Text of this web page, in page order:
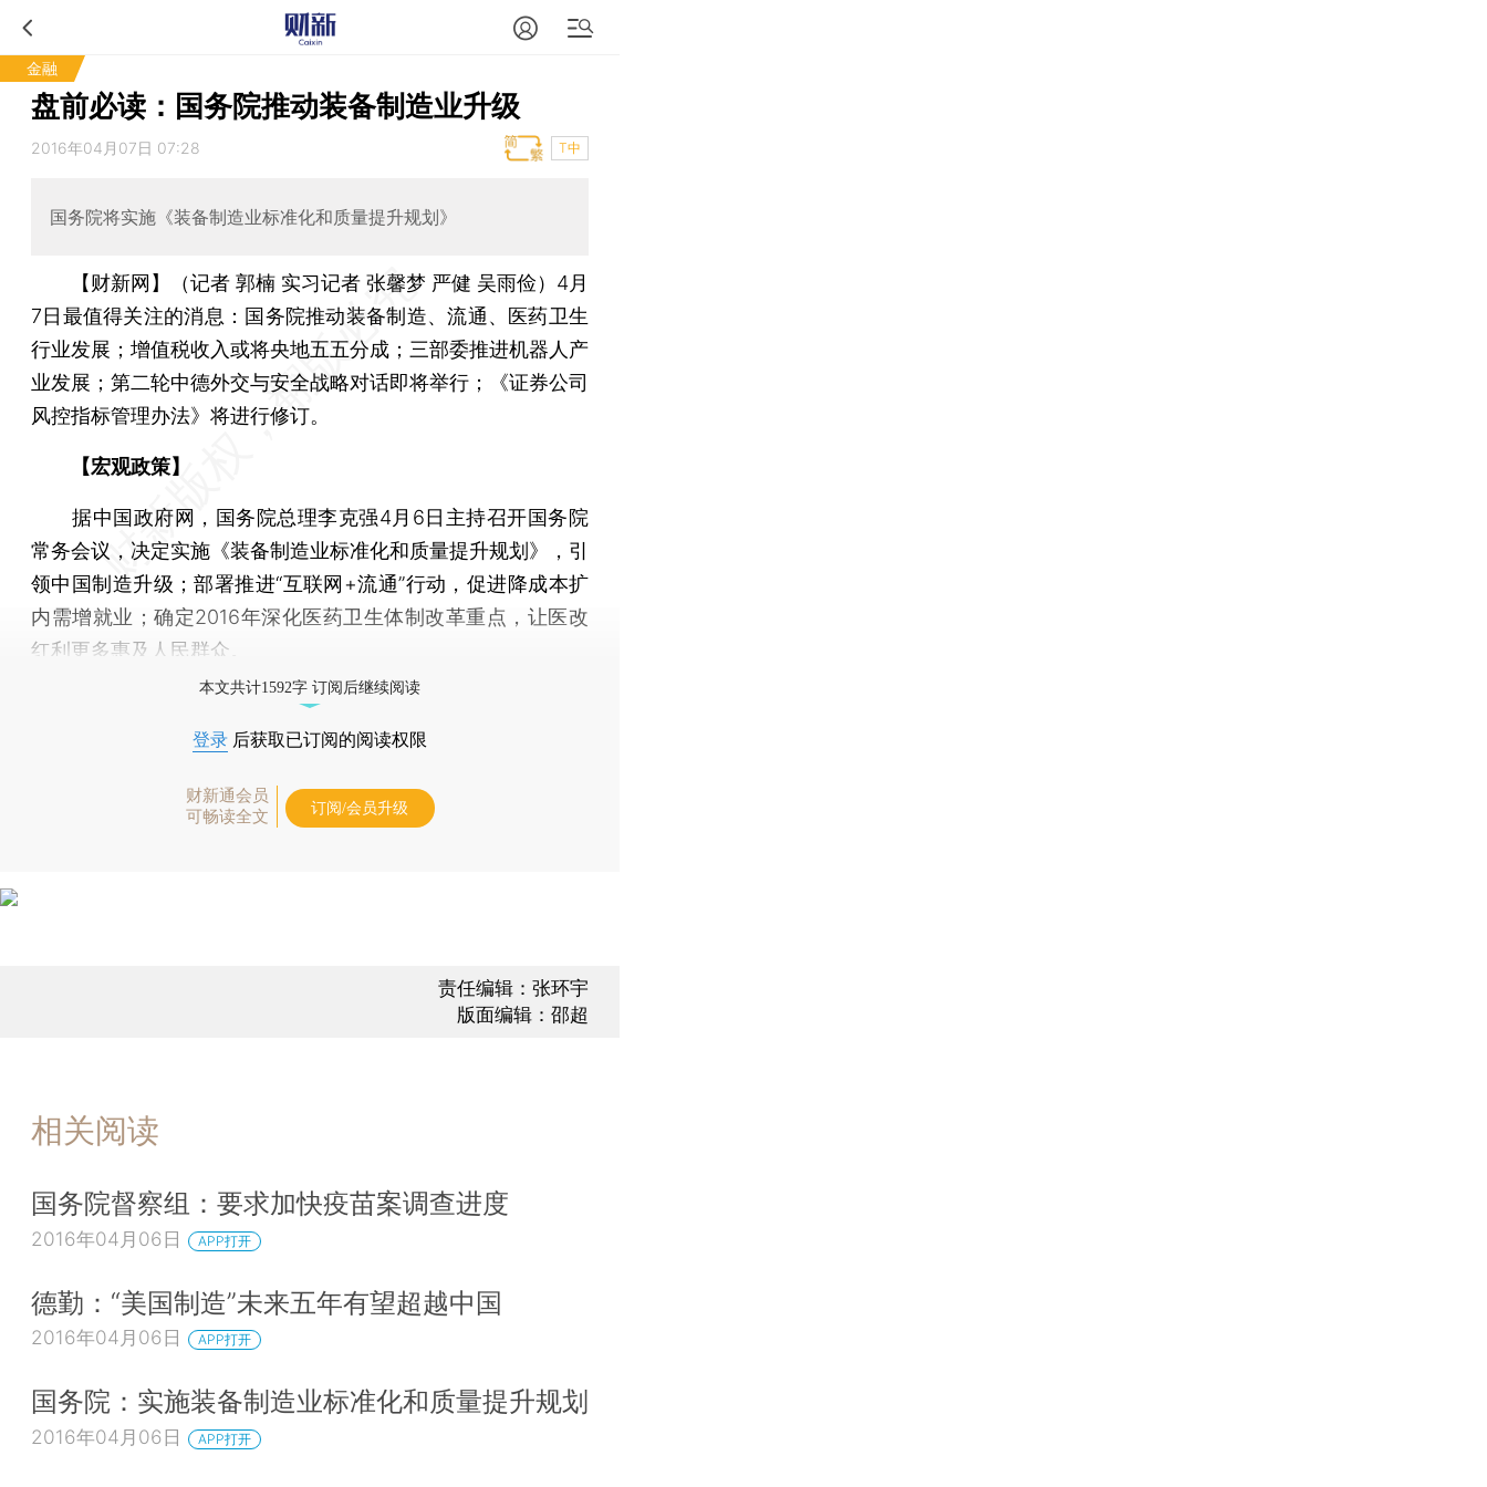
金融
盘前必读：国务院推动装备制造业升级
2016年04月07日 07:28 T中
国务院将实施《装备制造业标准化和质量提升规划》
【财新网】（记者 郭楠 实习记者 张馨梦 严健 吴雨俭） 4月
7日最值得关注的消息：国务院推动装备制造、流通、医药卫生
行业发展；增值税收入或将央地五五分成；三部委推进机器人产
业发展；第二轮中德外交与安全战略对话即将举行；《证券公司
风控指标管理办法》将进行修订。
【宏观政策】
据中国政府网，国务院总理李克强4月6日主持召开国务院
常务会议，决定实施《装备制造业标准化和质量提升规划》，引
领中国制造升级；部署推进“互联网+流通”行动，促进降成本扩
内需增就业；确定2016年深化医药卫生体制改革重点，让医改
红利更多惠及人民群众。
本文共计1592字 订阅后继续阅读
登录 后获取已订阅的阅读权限
财新通会员
可畅读全文
订阅/会员升级
责任编辑：张环宇
版面编辑：邵超
相关阅读
国务院督察组：要求加快疫苗案调查进度
2016年04月06日 APP打开
德勤：“美国制造”未来五年有望超越中国
2016年04月06日 APP打开
国务院：实施装备制造业标准化和质量提升规划
2016年04月06日 APP打开